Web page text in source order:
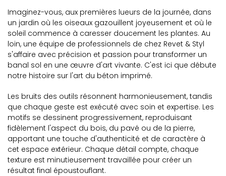
Imaginez-vous, aux premières lueurs de la journée, dans
un jardin où les oiseaux gazouillent joyeusement et où le
soleil commence à caresser doucement les plantes. Au
loin, une équipe de professionnels de chez Revet & Styl
s'affaire avec précision et passion pour transformer un
banal sol en une œuvre d'art vivante. C'est ici que débute
notre histoire sur l'art du béton imprimé.
Les bruits des outils résonnent harmonieusement, tandis
que chaque geste est exécuté avec soin et expertise. Les
motifs se dessinent progressivement, reproduisant
fidèlement l'aspect du bois, du pavé ou de la pierre,
apportant une touche d'authenticité et de caractère à
cet espace extérieur. Chaque détail compte, chaque
texture est minutieusement travaillée pour créer un
résultat final époustouflant.